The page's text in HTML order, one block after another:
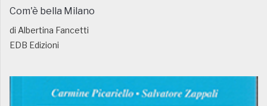
Com'è bella Milano
di Albertina Fancetti
EDB Edizioni